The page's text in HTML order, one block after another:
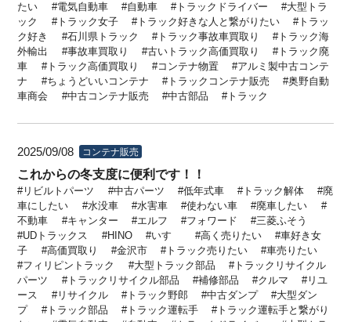
たい
電気自動車 自動車 トラックドライバー
大型トラ
ック
トラック女子 トラック好きな人と繋がりたい
トラッ
ク好き
石川県トラック トラック事故車買取り
トラック海
外輸出
事故車買取り 古いトラック高価買取り
トラック廃
車
トラック高価買取り コンテナ物置
アルミ製中古コンテ
ナ
ちょうどいいコンテナ トラックコンテナ販売
奥野自動
車商会
中古コンテナ販売 中古部品 トラック
2025/09/08 コンテナ販売
これからの冬支度に便利です！！
リビルトパーツ 中古パーツ 低年式車 トラック解体
廃
車にしたい
水没車 水害車 使わない車
廃車したい
不動車
キャンター エルフ フォワード
三菱ふそう
UDトラックス
HINO いすゞ 高く売りたい
車好き女
子
高価買取り 金沢市 トラック売りたい
車売りたい
フィリピントラック
大型トラック部品
トラックリサイクル
パーツ
トラックリサイクル部品 補修部品 クルマ
リユ
ース
リサイクル トラック野郎 中古ダンプ
大型ダン
プ
トラック部品 トラック運転手
トラック運転手と繋がり